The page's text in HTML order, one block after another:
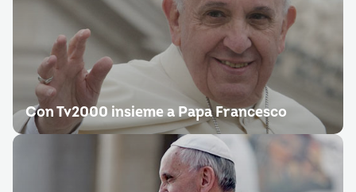
Con Tv2000 insieme a Papa Francesco